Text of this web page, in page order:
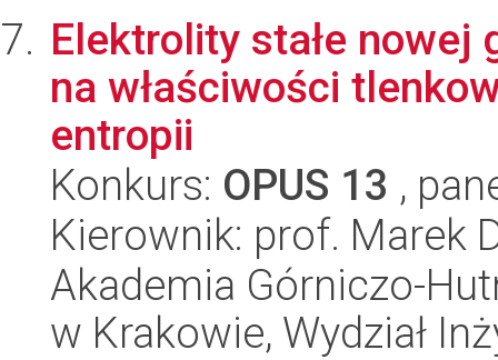
Elektrolity stałe nowej
na właściwości
entropii
Konkurs: OPUS 13 ,
Kierownik: prof. Marek
Akademia Górniczo-
w Krakowie, Wydział